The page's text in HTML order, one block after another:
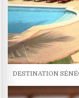
DESTINATION